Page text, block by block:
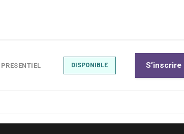
PRESENTIEL DISPONIBLE S’inscrire